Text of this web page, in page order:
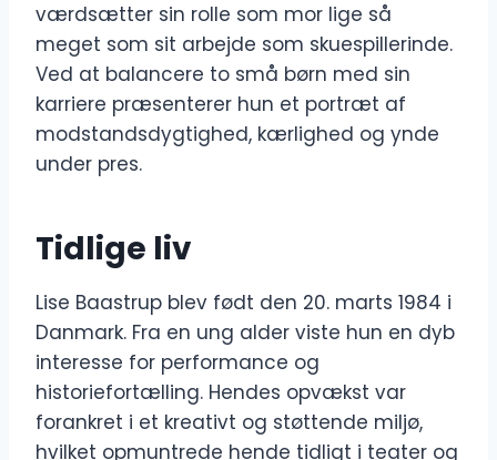
værdsætter sin rolle som mor lige så
meget som sit arbejde som skuespillerinde.
Ved at balancere to små børn med sin
karriere præsenterer hun et portræt af
modstandsdygtighed, kærlighed og ynde
under pres.
Tidlige liv
Lise Baastrup blev født den 20. marts 1984 i
Danmark. Fra en ung alder viste hun en dyb
interesse for performance og
historiefortælling. Hendes opvækst var
forankret i et kreativt og støttende miljø,
hvilket opmuntrede hende tidligt i teater og